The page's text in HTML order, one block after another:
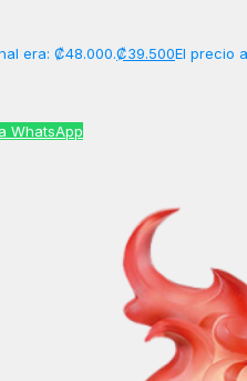
era: ₡48.000.₡39.500El precio
WhatsApp